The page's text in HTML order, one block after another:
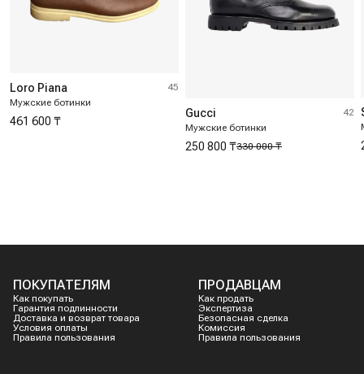
Loro Piana
Мужские ботинки
45
461 600 ₸
Gucci
Мужские ботинки
42
330 000 ₸
250 800 ₸
ПОКУПАТЕЛЯМ
Как покупать
Гарантия подлинности
Доставка и возврат товара
Условия оплаты
Правила пользования
ПРОДАВЦАМ
Как продать
Экспертиза
Безопасная сделка
Комиссия
Правила пользования